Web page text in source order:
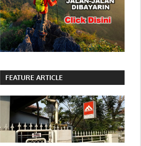
FEATURE ARTICLE